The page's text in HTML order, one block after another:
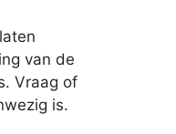
van de
Vraag of
is.